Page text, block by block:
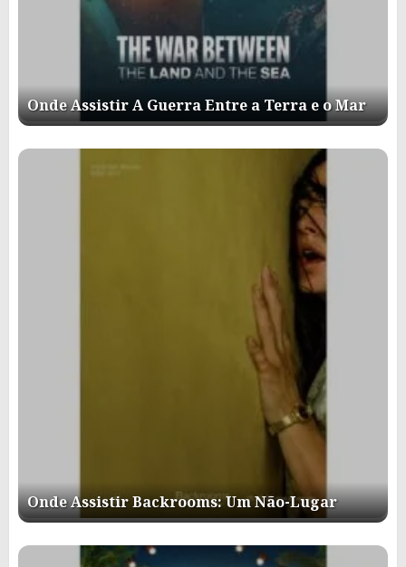
Onde Assistir A Guerra Entre a Terra e o Mar
Onde Assistir Backrooms: Um Não-Lugar